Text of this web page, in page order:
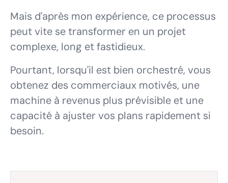
Mais d'après mon expérience, ce processus
peut vite se transformer en un projet
complexe, long et fastidieux.
Pourtant, lorsqu'il est bien orchestré, vous
obtenez des commerciaux motivés, une
machine à revenus plus prévisible et une
capacité à ajuster vos plans rapidement si
besoin.